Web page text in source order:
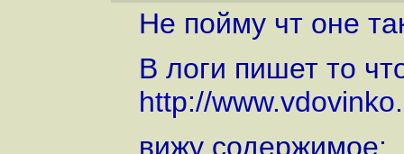
Не пойму чт оне
В логи пишет то
http://
вижу содержимое: